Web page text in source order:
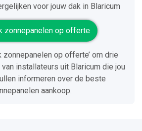
voor jouw dak in Blaricum
zonnepanelen op offerte
zonnepanelen op offerte’ om drie
installateurs uit Blaricum die jou
informeren over de beste
aankoop.